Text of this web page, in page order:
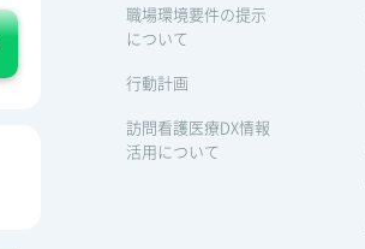
職場環境要件の提示
について
行動計画
訪問看護医療DX情報
活用について